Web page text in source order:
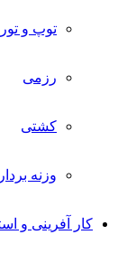
توپ و تور
رزمی
کشتی
وزنه
کار آفرینی و